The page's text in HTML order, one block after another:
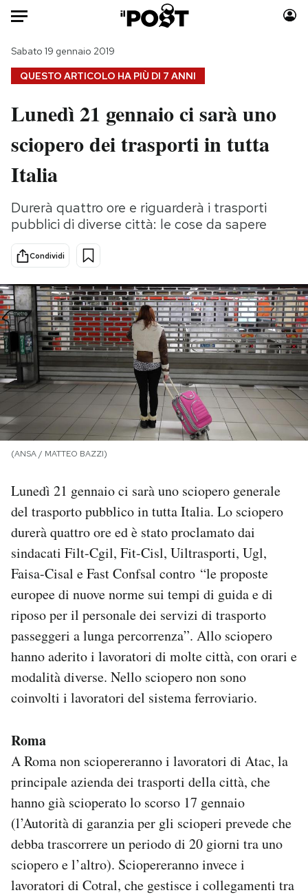
HOME
Italia
Politica
Tecnologia
Scienza
Economia
Moda
Consumismi
Media
PODCAST
NEWSLETTER
I MIEI PREFERITI
CALENDARIO
AREA PERSONALE
Area Personale
Newsletter
Notifiche mobile
Regala il Post
Hai bisogno di aiuto?
Esci
QUESTO ARTICOLO HA PIÙ DI 7 ANNI
Sabato 19 gennaio 2019
Lunedì 21 gennaio ci sarà uno
sciopero dei trasporti in tutta
Italia
Durerà quattro ore e riguarderà i trasporti
pubblici di diverse città: le cose da sapere
Condividi
(ANSA / MATTEO BAZZI)
Lunedì 21 gennaio ci sarà uno sciopero generale
del trasporto pubblico in tutta Italia. Lo sciopero
durerà quattro ore ed è stato proclamato dai
sindacati Filt-Cgil, Fit-Cisl, Uiltrasporti, Ugl,
Faisa-Cisal e Fast Confsal contro “le proposte
europee di nuove norme sui tempi di guida e di
riposo per il personale dei servizi di trasporto
passeggeri a lunga percorrenza”. Allo sciopero
hanno aderito i lavoratori di molte città, con orari e
modalità diverse. Nello sciopero non sono
coinvolti i lavoratori del sistema ferroviario.
Roma
A Roma non sciopereranno i lavoratori di Atac, la
principale azienda dei trasporti della città, che
hanno già scioperato lo scorso 17 gennaio
(l’Autorità di garanzia per gli scioperi prevede che
debba trascorrere un periodo di 20 giorni tra uno
sciopero e l’altro). Sciopereranno invece i
lavoratori di Cotral, che gestisce i collegamenti tra